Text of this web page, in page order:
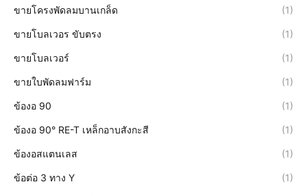
ขายโครงพัดลมบานเกล็ด (1)
ขายโบลเวอร ขับตรง (1)
ขายโบลเวอร์ (1)
ขายใบพัดลมฟาร์ม (1)
ข้องอ 90 (1)
ข้องอ 90° RE-T เหล็กอาบสังกะสี (1)
ข้องอสแตนเลส (1)
ข้อต่อ 3 ทาง Y (1)